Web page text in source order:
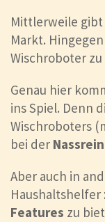
Mittlerweile gibt
Markt.
Wischroboter
Genau hier
ins Spiel. Denn
Wischroboters
bei der
Aber auch in
Haushaltshelfer
Features zu